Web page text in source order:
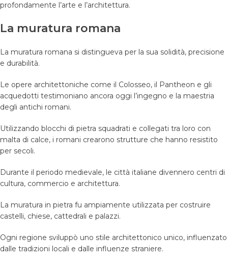
profondamente l’arte e l’architettura.
La muratura romana
La muratura romana si distingueva per la sua solidità, precisione
e durabilità.
Le opere architettoniche come il Colosseo, il Pantheon e gli
acquedotti testimoniano ancora oggi l’ingegno e la maestria
degli antichi romani.
Utilizzando blocchi di pietra squadrati e collegati tra loro con
malta di calce, i romani crearono strutture che hanno resistito
per secoli.
Durante il periodo medievale, le città italiane divennero centri di
cultura, commercio e architettura.
La muratura in pietra fu ampiamente utilizzata per costruire
castelli, chiese, cattedrali e palazzi.
Ogni regione sviluppò uno stile architettonico unico, influenzato
dalle tradizioni locali e dalle influenze straniere.